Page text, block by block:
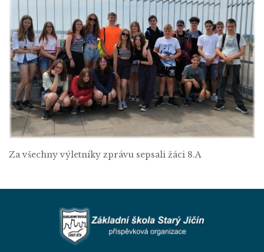
Za všechny výletníky zprávu sepsali žáci 8.A